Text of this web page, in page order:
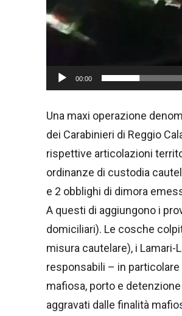
y
e
00:00
Una maxi operazione
dei Carabinieri di Reggio
rispettive articolazioni
ordinanze di custodia
e 2 obblighi di dimora
A questi di aggiungono i
domiciliari). Le cosche
misura cautelare), i Lamari-
responsabili – in
mafiosa, porto e
aggravati dalle finalità